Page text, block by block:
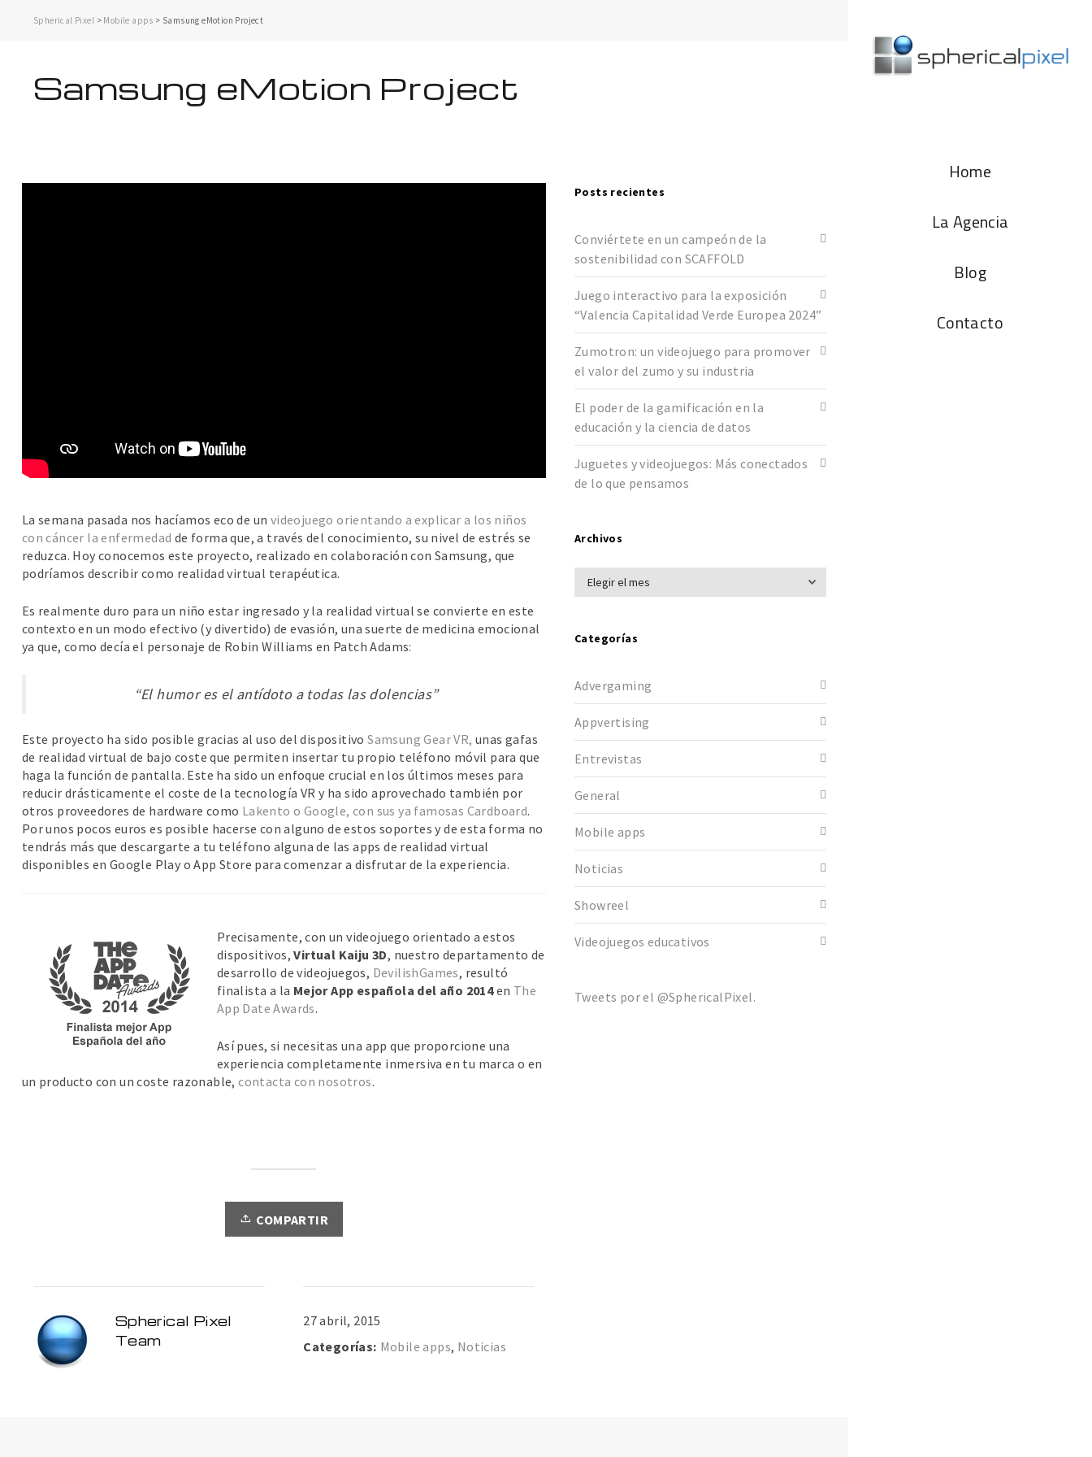
Home
La Agencia
Blog
Contacto
Spherical Pixel > Mobile apps > Samsung eMotion Project
Samsung eMotion Project
La semana pasada nos hacíamos eco de un videojuego orientando a explicar a los niños
con cáncer la enfermedad de forma que, a través del conocimiento, su nivel de estrés se
reduzca. Hoy conocemos este proyecto, realizado en colaboración con Samsung, que
podríamos describir como realidad virtual terapéutica.
Es realmente duro para un niño estar ingresado y la realidad virtual se convierte en este
contexto en un modo efectivo (y divertido) de evasión, una suerte de medicina emocional
ya que, como decía el personaje de Robin Williams en Patch Adams:
“El humor es el antídoto a todas las dolencias”
Este proyecto ha sido posible gracias al uso del dispositivoSamsung Gear VR, unas gafas
de realidad virtual de bajo coste que permiten insertar tu propio teléfono móvil para que
haga la función de pantalla. Este ha sido un enfoque crucial en los últimos meses para
reducir drásticamente el coste de la tecnología VR y ha sido aprovechado también por
otros proveedores de hardware como Lakento o Google, con sus ya famosas Cardboard.
Por unos pocos euros es posible hacerse con alguno de estos soportes y de esta forma no
tendrás más que descargarte a tu teléfono alguna de las apps de realidad virtual
disponibles en Google Play o App Store para comenzar a disfrutar de la experiencia.
Precisamente, con un videojuego orientado a estos
dispositivos,Virtual Kaiju 3D, nuestro departamento de
desarrollo de videojuegos, DevilishGames, resultó
finalista a la Mejor App española del año 2014en The
App Date Awards.
Así pues, si necesitas una app que proporcione una
experiencia completamente inmersiva en tu marca o en
un producto con un coste razonable,contacta con nosotros.
COMPARTIR
Spherical Pixel
Team
27 abril, 2015
Categorías: Mobile apps, Noticias
Posts recientes
Conviértete en un campeón de la
sostenibilidad con SCAFFOLD
Juego interactivo para la exposición
“Valencia Capitalidad Verde Europea 2024”
Zumotron: un videojuego para promover
el valor del zumo y su industria
El poder de la gamificación en la
educación y la ciencia de datos
Juguetes y videojuegos: Más conectados
de lo que pensamos
Archivos
Categorías
Advergaming
Appvertising
Entrevistas
General
Mobile apps
Noticias
Showreel
Videojuegos educativos
Tweets por el @SphericalPixel.